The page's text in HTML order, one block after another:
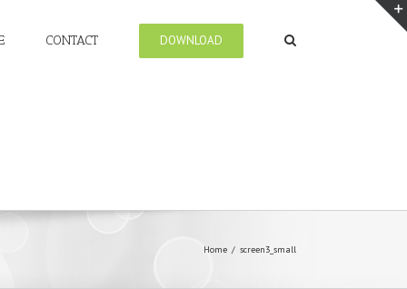
CONTACT DOWNLOAD
Home / screen3_small